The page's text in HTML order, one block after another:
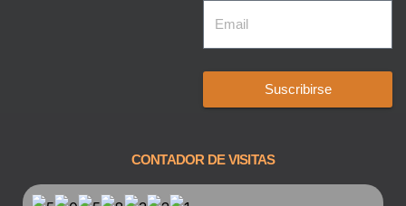
Suscribirse
CONTADOR DE VISITAS